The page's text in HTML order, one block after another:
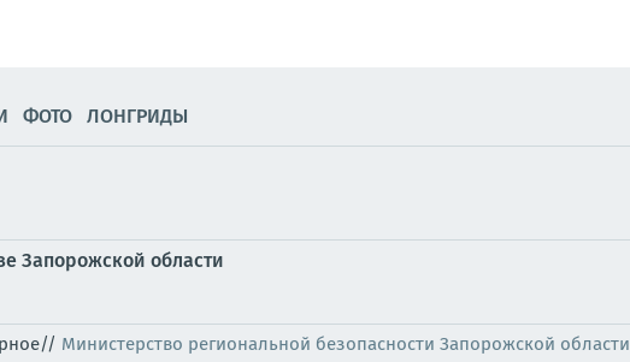
ФОТО ЛОНГРИДЫ
Запорожской области
Министерство региональной безопасности Запорожской области